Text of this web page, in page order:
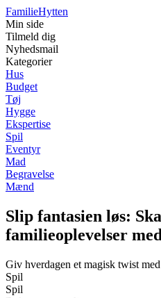
FamilieHytten
Min side
Tilmeld dig
Nyhedsmail
Kategorier
Hus
Budget
Tøj
Hygge
Ekspertise
Spil
Eventyr
Mad
Begravelse
Mænd
Slip fantasien løs:
familieoplevelser
Giv hverdagen et magisk twist
Spil
Spil